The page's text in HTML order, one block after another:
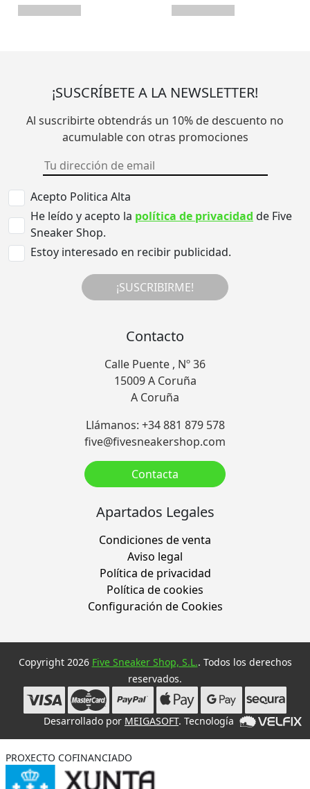
¡SUSCRÍBETE A LA NEWSLETTER!
Al suscribirte obtendrás un 10% de descuento no
acumulable con otras promociones
Acepto Politica Alta
He leído y acepto la política de privacidad de Five
Sneaker Shop.
Estoy interesado en recibir publicidad.
¡SUSCRIBIRME!
Contacto
Calle Puente , Nº 36
15009 A Coruña
A Coruña
Llámanos: +34 881 879 578
five@fivesneakershop.com
Contacta
Apartados Legales
Condiciones de venta
Aviso legal
Política de privacidad
Política de cookies
Configuración de Cookies
Copyright 2026 Five Sneaker Shop, S.L.. Todos los derechos
reservados.
Desarrollado por MEIGASOFT. Tecnología
PROXECTO COFINANCIADO